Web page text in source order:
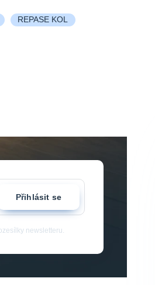
REPASE KOL
Přihlásit se
newsletteru.